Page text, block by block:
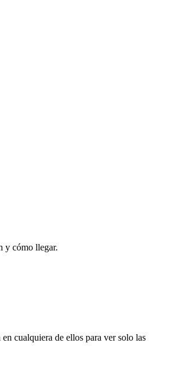
y cómo llegar.
en cualquiera de ellos para ver solo las